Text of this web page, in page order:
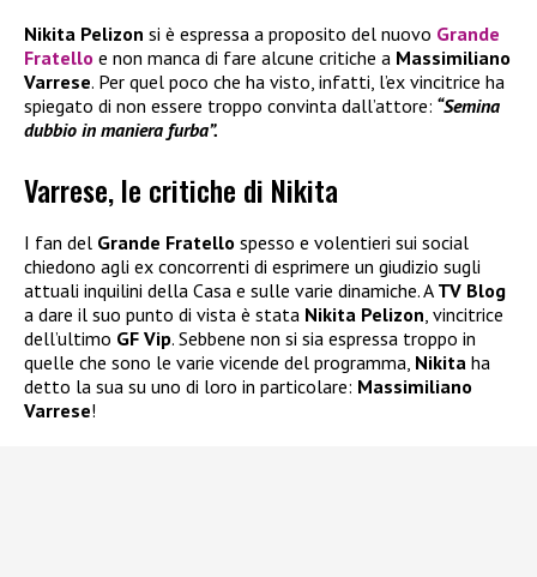
Nikita Pelizon si è espressa a proposito del nuovo Grande
Fratello e non manca di fare alcune critiche a Massimiliano
Varrese. Per quel poco che ha visto, infatti, l’ex vincitrice ha
spiegato di non essere troppo convinta dall’attore: “Semina
dubbio in maniera furba”.
Varrese, le critiche di Nikita
I fan del Grande Fratello spesso e volentieri sui social
chiedono agli ex concorrenti di esprimere un giudizio sugli
attuali inquilini della Casa e sulle varie dinamiche. A TV Blog
a dare il suo punto di vista è stata Nikita Pelizon , vincitrice
dell’ultimo GF Vip. Sebbene non si sia espressa troppo in
quelle che sono le varie vicende del programma, Nikita ha
detto la sua su uno di loro in particolare: Massimiliano
Varrese!